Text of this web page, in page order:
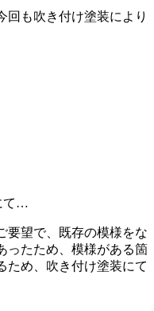
回も吹き付け塗装により
て…
要望で、既存の模様をな
ったため、模様がある箇
ため、吹き付け塗装にて